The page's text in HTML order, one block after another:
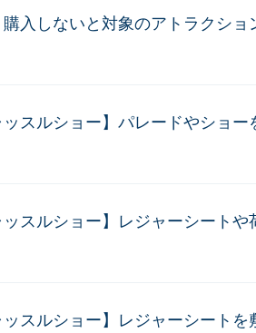
入しないと対象のアトラクショ
スルショー】パレードやショ
スルショー】レジャーシート
スルショー】レジャーシート